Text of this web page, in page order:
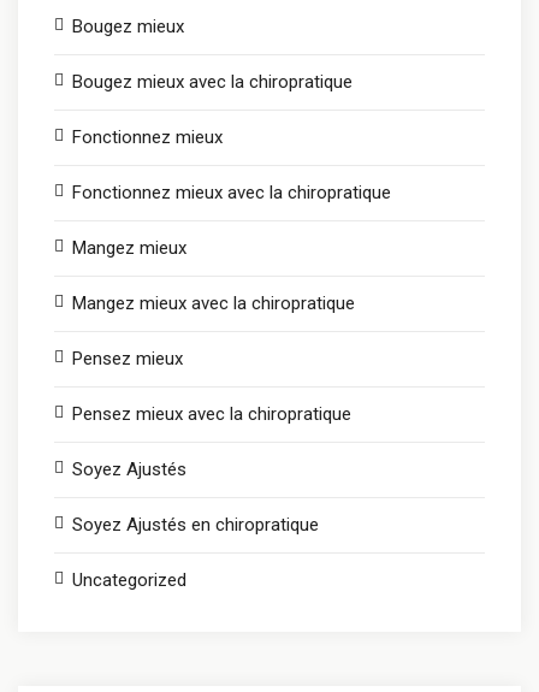
Bougez mieux
Bougez mieux avec la chiropratique
Fonctionnez mieux
Fonctionnez mieux avec la chiropratique
Mangez mieux
Mangez mieux avec la chiropratique
Pensez mieux
Pensez mieux avec la chiropratique
Soyez Ajustés
Soyez Ajustés en chiropratique
Uncategorized